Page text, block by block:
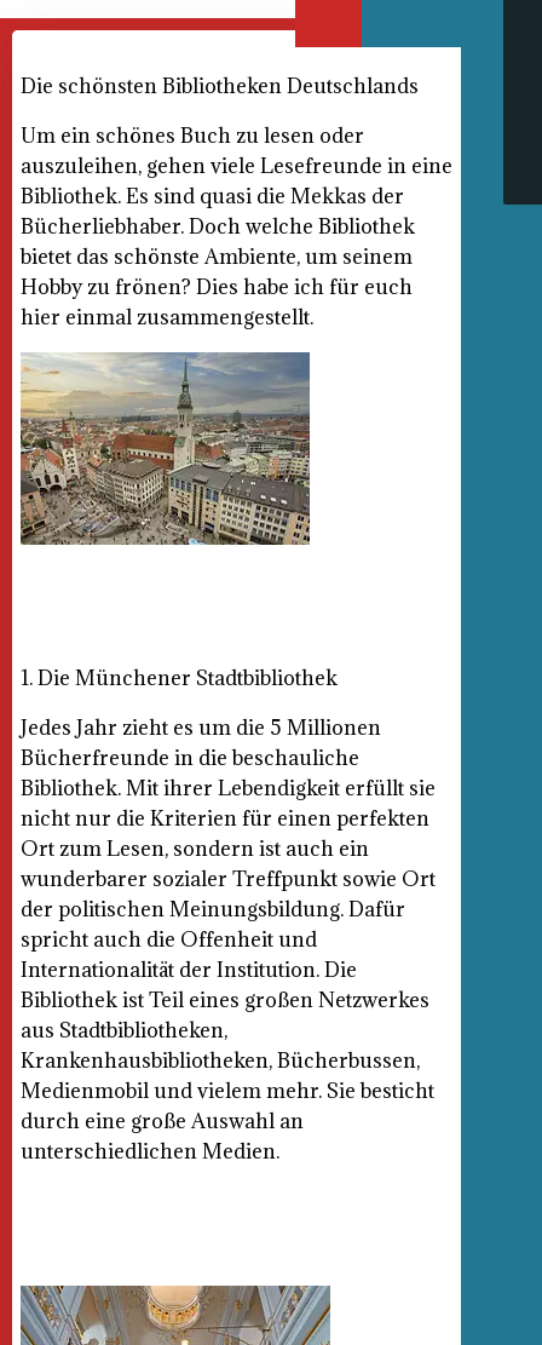
Zum
Inhalt
springen
Die schönsten Bibliotheken Deutschlands
Um ein schönes Buch zu lesen oder
auszuleihen, gehen viele Lesefreunde in eine
Bibliothek. Es sind quasi die Mekkas der
Bücherliebhaber. Doch welche Bibliothek
bietet das schönste Ambiente, um seinem
Hobby zu frönen? Dies habe ich für euch
hier einmal zusammengestellt.
1. Die Münchener Stadtbibliothek
Jedes Jahr zieht es um die 5 Millionen
Bücherfreunde in die beschauliche
Bibliothek. Mit ihrer Lebendigkeit erfüllt sie
nicht nur die Kriterien für einen perfekten
Ort zum Lesen, sondern ist auch ein
wunderbarer sozialer Treffpunkt sowie Ort
der politischen Meinungsbildung. Dafür
spricht auch die Offenheit und
Internationalität der Institution. Die
Bibliothek ist Teil eines großen Netzwerkes
aus Stadtbibliotheken,
Krankenhausbibliotheken, Bücherbussen,
Medienmobil und vielem mehr. Sie besticht
durch eine große Auswahl an
unterschiedlichen Medien.